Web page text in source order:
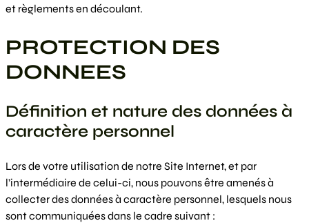
et règlements en découlant.
PROTECTION DES
DONNEES
Définition et nature des données à
caractère personnel
Lors de votre utilisation de notre Site Internet, et par
l’intermédiaire de celui-ci, nous pouvons être amenés à
collecter des données à caractère personnel, lesquels nous
sont communiquées dans le cadre suivant :